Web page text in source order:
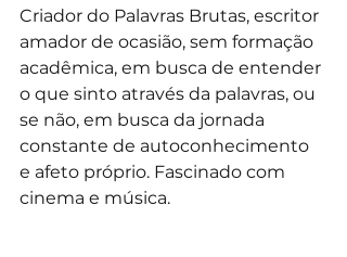
Criador do Palavras Brutas, escritor
amador de ocasião, sem formação
acadêmica, em busca de entender
o que sinto através da palavras, ou
se não, em busca da jornada
constante de autoconhecimento
e afeto próprio. Fascinado com
cinema e música.